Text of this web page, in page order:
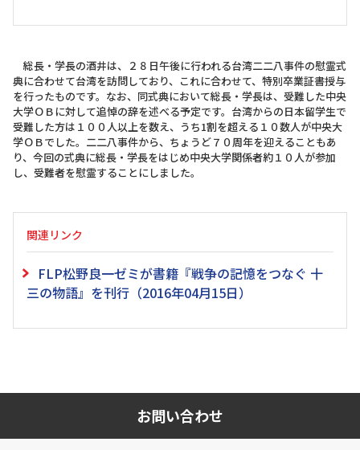
総長・学長の酒井は、２８日午後に行われる台湾二二八事件の慰霊式
典に合わせて台湾を訪問しており、これに合わせて、特別卒業証書授与
を行ったものです。なお、同式典において総長・学長は、受難した中央
大学ＯＢに対して追悼の辞を述べる予定です。台湾からの日本留学生で
受難した方は１００人以上を数え、うち1割を超える１０数人が中央大
学ＯＢでした。二二八事件から、ちょうど７０周年を迎えることもあ
り、今回の式典に総長・学長をはじめ中央大学関係者約１０人が参加
し、受難者を慰霊することにしました。
関連リンク
FLP松野良一ゼミが書籍『戦争の記憶をつなぐ 十
三の物語』を刊行（2016年04月15日）
お問い合わせ